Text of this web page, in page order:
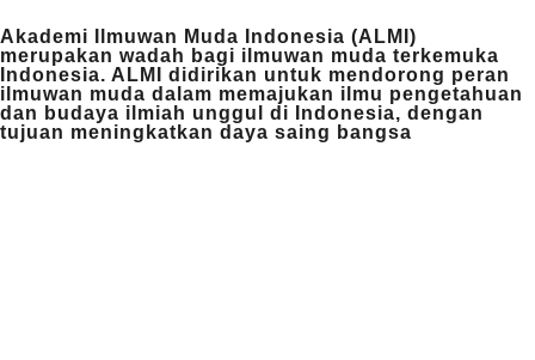
Akademi Ilmuwan Muda Indonesia (ALMI)
merupakan wadah bagi ilmuwan muda terkemuka
Indonesia. ALMI didirikan untuk mendorong peran
ilmuwan muda dalam memajukan ilmu pengetahuan
dan budaya ilmiah unggul di Indonesia, dengan
tujuan meningkatkan daya saing bangsa